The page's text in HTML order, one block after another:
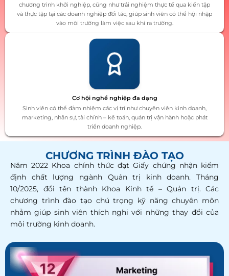
chương trình khởi nghiệp, cũng như trải nghiệm thực tế qua kiến tập
và thực tập tại các doanh nghiệp đối tác, giúp sinh viên có thể hội nhập
vào môi trường làm việc sau khi ra trường.
Cơ hội nghề nghiệp đa dạng
Sinh viên có thể đảm nhiệm các vị trí như chuyên viên kinh doanh,
marketing, nhân sự, tài chính – kế toán, quản trị vận hành hoặc phát
triển doanh nghiệp.
CHƯƠNG TRÌNH ĐÀO TẠO
Năm 2022 Khoa chính thức đạt Giấy chứng nhận kiểm
định chất lượng ngành Quản trị kinh doanh. Tháng
10/2025, đổi tên thành Khoa Kinh tế – Quản trị. Các
chương trình đào tạo chú trọng kỹ năng chuyên môn
nhằm giúp sinh viên thích nghi với những thay đổi của
môi trường kinh doanh.